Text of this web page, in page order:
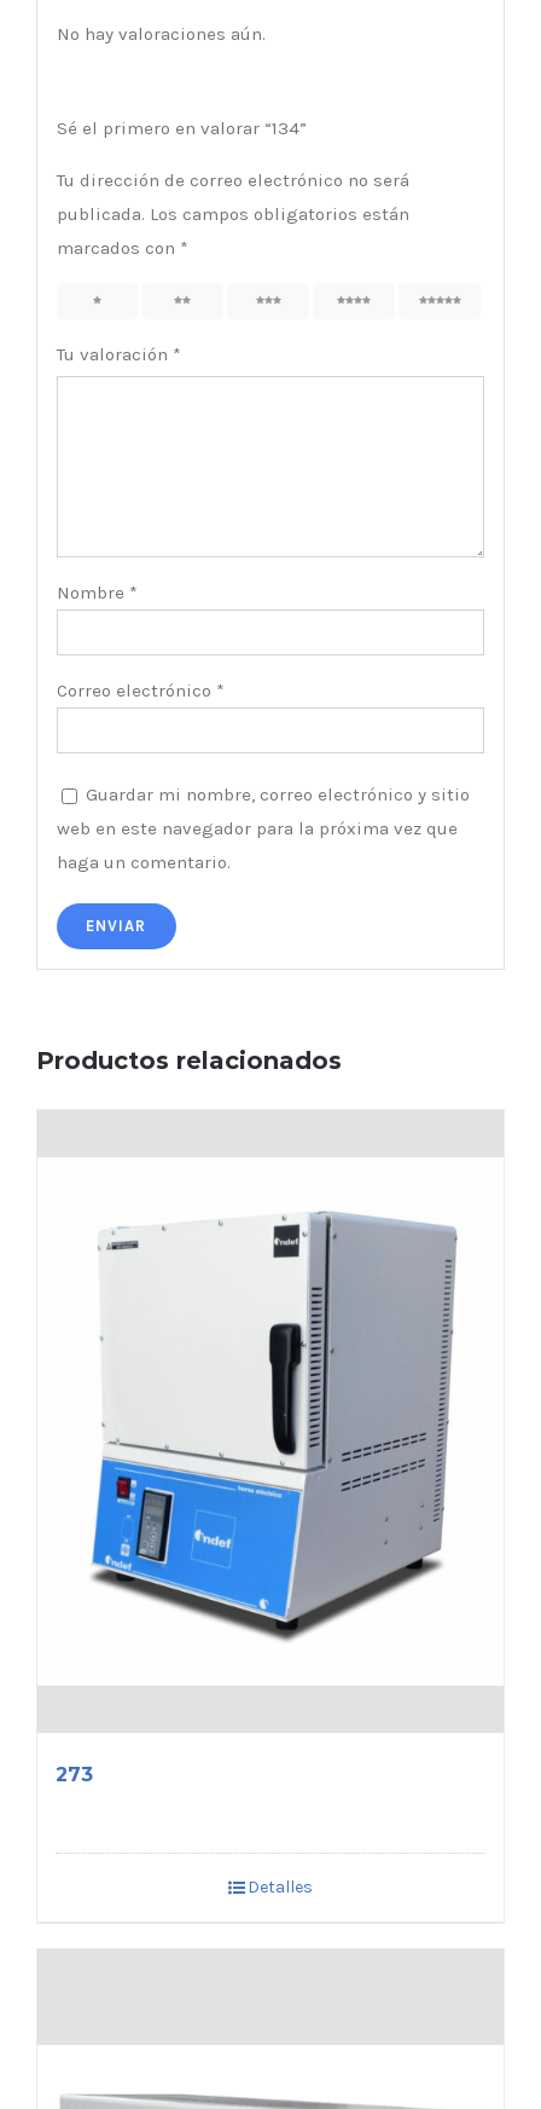
No hay valoraciones aún.
Sé el primero en valorar “134”
Tu dirección de correo electrónico no será
publicada. Los campos obligatorios están
marcados con *
Tu valoración *
Nombre *
Correo electrónico *
Guardar mi nombre, correo electrónico y sitio
web en este navegador para la próxima vez que
haga un comentario.
Productos relacionados
273
Detalles